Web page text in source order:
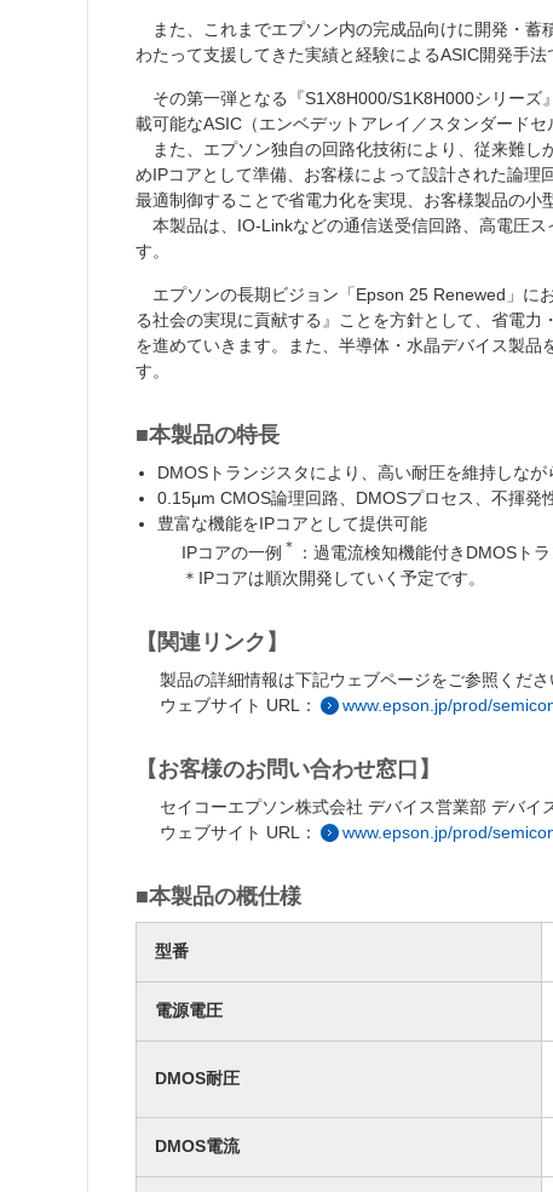
また、これまでエプソン内の完成品向けに開発・
わたって支援してきた実績と経験によるASIC開発手法
その第一弾となる『S1X8H000/S1K8H000シリー
載可能なASIC（エンベデットアレイ／スタンダードセ
また、エプソン独自の回路化技術により、従来難
めIPコアとして準備、お客様によって設計された論
最適制御することで省電力化を実現、お客様製品の小
本製品は、IO-Linkなどの通信送受信回路、高電圧
す。
エプソンの長期ビジョン「Epson 25 Renewed」に
る社会の実現に貢献する』ことを方針として、省電
を進めていきます。また、半導体・水晶デバイス製
す。
■本製品の特長
DMOSトランジスタにより、高い耐圧を維持しな
0.15μm CMOS論理回路、DMOSプロセス、不揮発
豊富な機能をIPコアとして提供可能
IPコアの一例 ＊
：過電流検知機能付きDMOSト
＊IPコアは順次開発していく予定です。
【関連リンク】
製品の詳細情報は下記ウェブページをご参照くださ
ウェブサイト URL：
www.epson.jp/prod/
【お客様のお問い合わせ窓口】
セイコーエプソン株式会社 デバイス営業部 デバイ
ウェブサイト URL：
www.epson.jp/prod/
■本製品の概仕様
型番
電源電圧
DMOS耐圧
DMOS電流